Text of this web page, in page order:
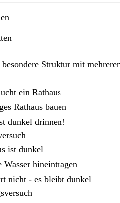
Struktur mit
ein Rathaus
Rathaus bauen
dunkel drinnen!
ist dunkel
hineintragen
nicht - es bleibt dunkel